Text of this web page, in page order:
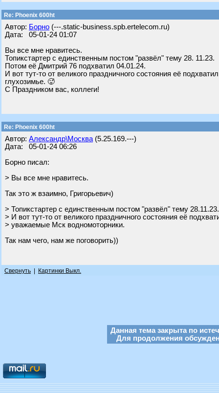
Re: Phoenix 600ht
Автор: Борно (---.static-business.spb.ertelecom.ru)
Дата: 05-01-24 01:07
Вы все мне нравитесь.
Топикстартер с единственным постом "развёл" тему 28. 11.23.
Потом её Дмитрий 76 подхватил 04.01.24.
И вот тут-то от великого праздничного состояния её
глухозимье. 🥵
С Праздником вас, коллеги!
Re: Phoenix 600ht
Автор: Александр\Москва (5.25.169.---)
Дата: 05-01-24 06:26
Борно писал:
> Вы все мне нравитесь.
Так это ж взаимно, Григорьевич)
> Топикстартер с единственным постом "развёл" тему
> И вот тут-то от великого праздничного состояния её
> уважаемые Мск водномоторники.
Так нам чего, нам же поговорить))
Свернуть Картинки Выкл.
Данная тема закрыта по
Для продолжения